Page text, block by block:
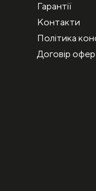
Гарантії
Контакти
Політика
Договір